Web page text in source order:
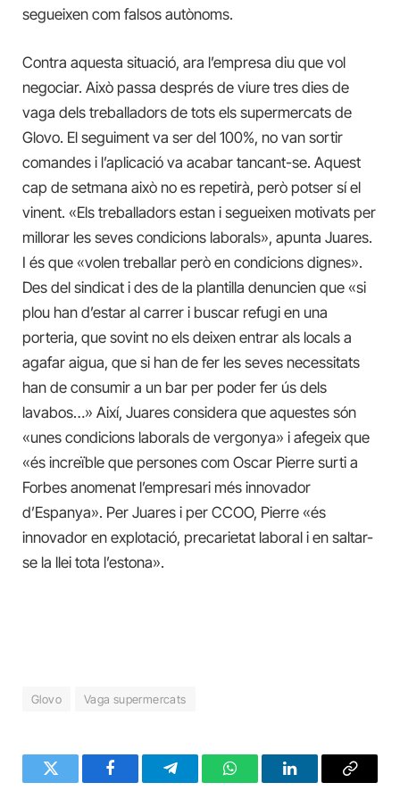
segueixen com falsos autònoms.
Contra aquesta situació, ara l’empresa diu que vol
negociar. Això passa després de viure tres dies de
vaga dels treballadors de tots els supermercats de
Glovo. El seguiment va ser del 100%, no van sortir
comandes i l’aplicació va acabar tancant-se. Aquest
cap de setmana això no es repetirà, però potser sí el
vinent. «Els treballadors estan i segueixen motivats per
millorar les seves condicions laborals», apunta Juares.
I és que «volen treballar però en condicions dignes».
Des del sindicat i des de la plantilla denuncien que «si
plou han d’estar al carrer i buscar refugi en una
porteria, que sovint no els deixen entrar als locals a
agafar aigua, que si han de fer les seves necessitats
han de consumir a un bar per poder fer ús dels
lavabos…» Així, Juares considera que aquestes són
«unes condicions laborals de vergonya» i afegeix que
«és increïble que persones com Oscar Pierre surti a
Forbes anomenat l’empresari més innovador
d’Espanya». Per Juares i per CCOO, Pierre «és
innovador en explotació, precarietat laboral i en saltar-
se la llei tota l’estona».
Glovo Vaga supermercats
Twitter FacebookTelegramWhatsAppLinkedInCopy